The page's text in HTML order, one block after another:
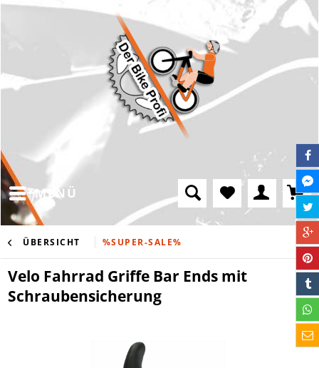
MENÜ
ÜBERSICHT %SUPER-SALE%
Velo Fahrrad Griffe Bar Ends mit
Schraubensicherung